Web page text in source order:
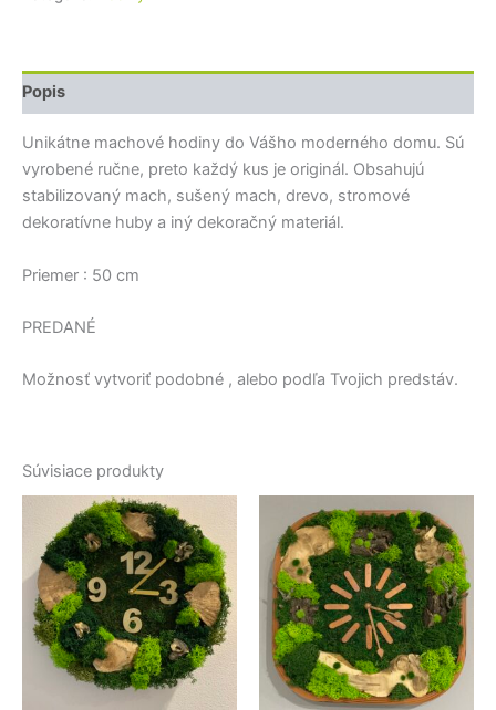
Popis
Unikátne machové hodiny do Vášho moderného domu. Sú
vyrobené ručne, preto každý kus je originál. Obsahujú
stabilizovaný mach, sušený mach, drevo, stromové
dekoratívne huby a iný dekoračný materiál.
Priemer : 50 cm
PREDANÉ
Možnosť vytvoriť podobné , alebo podľa Tvojich predstáv.
Súvisiace produkty